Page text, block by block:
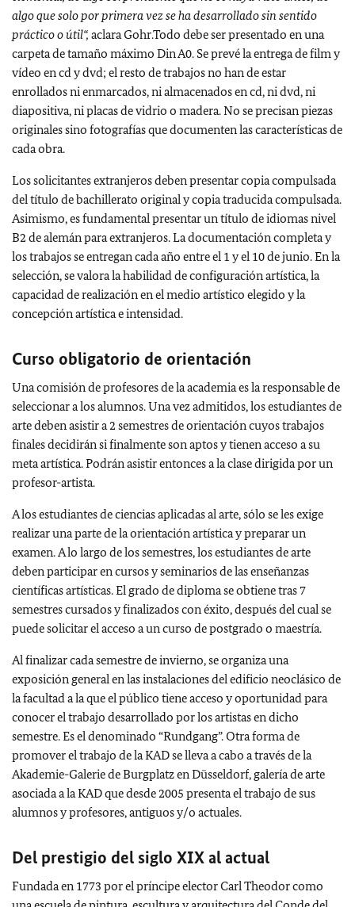
algo que solo por primera vez se ha desarrollado sin sentido
práctico o útil“, aclara Gohr.Todo debe ser presentado en una
carpeta de tamaño máximo Din A0. Se prevé la entrega de film y
vídeo en cd y dvd; el resto de trabajos no han de estar
enrollados ni enmarcados, ni almacenados en cd, ni dvd, ni
diapositiva, ni placas de vidrio o madera. No se precisan piezas
originales sino fotografías que documenten las características de
cada obra.
Los solicitantes extranjeros deben presentar copia compulsada
del título de bachillerato original y copia traducida compulsada.
Asimismo, es fundamental presentar un título de idiomas nivel
B2 de alemán para extranjeros. La documentación completa y
los trabajos se entregan cada año entre el 1 y el 10 de junio.En la
selección, se valora la habilidad de configuración artística, la
capacidad de realización en el medio artístico elegido y la
concepción artística e intensidad.
Curso obligatorio de orientación
Una comisión de profesores de la academia es la responsable de
seleccionar a los alumnos. Una vez admitidos, los estudiantes de
arte deben asistir a 2 semestres de orientación cuyos trabajos
finales decidirán si finalmente son aptos y tienen acceso a su
meta artística. Podrán asistir entonces a la clase dirigida por un
profesor-artista.
A los estudiantes de ciencias aplicadas al arte, sólo se les exige
realizar una parte de la orientación artística y preparar un
examen.A lo largo de los semestres, los estudiantes de arte
deben participar en cursos y seminarios de las enseñanzas
científicas artísticas.El grado de diploma se obtiene tras 7
semestres cursados y finalizados con éxito, después del cual se
puede solicitar el acceso a un curso de postgrado o maestría.
Al finalizar cada semestre de invierno, se organiza una
exposición general en las instalaciones del edificio neoclásico de
la facultad a la que el público tiene acceso y oportunidad para
conocer el trabajo desarrollado por los artistas en dicho
semestre. Es el denominado “Rundgang”. Otra forma de
promover el trabajo de la KAD se lleva a cabo a través de la
Akademie-Galerie de Burgplatz en Düsseldorf, galería de arte
asociada a la KAD que desde 2005 presenta el trabajo de sus
alumnos y profesores, antiguos y/o actuales.
Del prestigio del siglo XIX al actual
Fundada en 1773 por el príncipe elector Carl Theodor como